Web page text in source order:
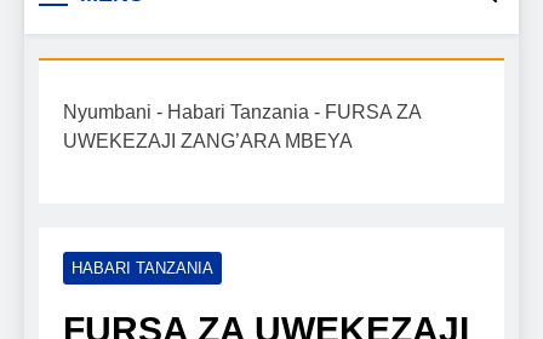
Tanzania
kilimo, mitindo, na burudani kwa Kiswahili,
mafanikio yako.
Nyumbani - Habari Tanzania - FURSA ZA
UWEKEZAJI ZANG’ARA MBEYA
HABARI TANZANIA
FURSA ZA UWEKEZAJI